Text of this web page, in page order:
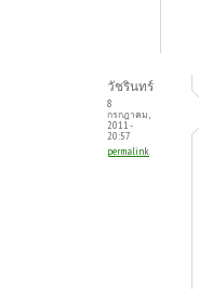
วัชรินทร์
8
กรกฎาคม,
2011 -
20:57
permalink